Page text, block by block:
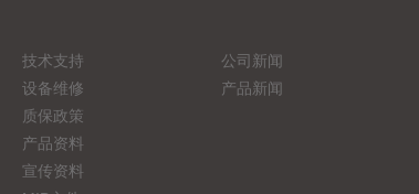
技术支持
设备维修
质保政策
产品资料
宣传资料
公司新闻
产品新闻